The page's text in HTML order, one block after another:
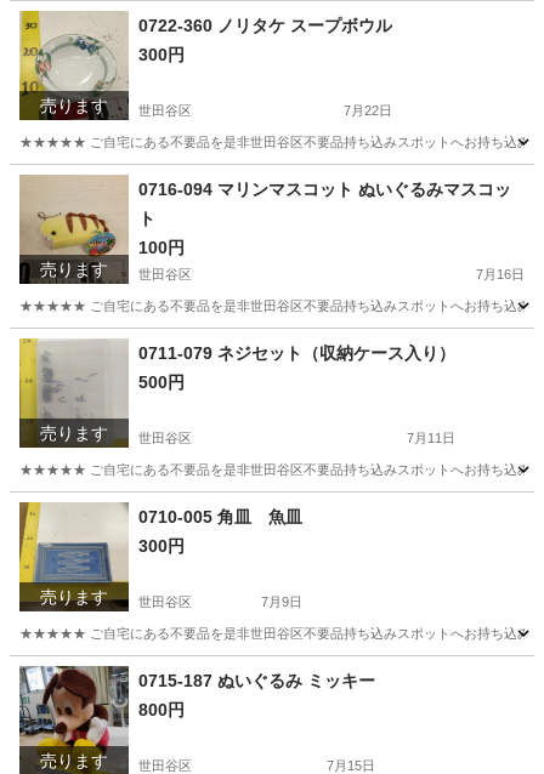
売ります
0722-360 ノリタケ スープボウル
300円
世田谷区 7月22日
★★★★★ ご自宅にある不要品を是非世田谷区不要品持ち込みスポットへお持ち込みし
東京 世田谷区 ノリタケ
売ります
0716-094 マリンマスコット ぬいぐるみマスコッ
ト
100円
世田谷区 7月16日
★★★★★ ご自宅にある不要品を是非世田谷区不要品持ち込みスポットへお持ち込みし
東京 世田谷区 マスコット
売ります
0711-079 ネジセット（収納ケース入り）
500円
世田谷区 7月11日
★★★★★ ご自宅にある不要品を是非世田谷区不要品持ち込みスポットへお持ち込みし
東京 世田谷区 ネジ
売ります
0710-005 角皿 魚皿
300円
世田谷区 7月9日
★★★★★ ご自宅にある不要品を是非世田谷区不要品持ち込みスポットへお持ち込みし
東京 世田谷区 スポット
売ります
0715-187 ぬいぐるみ ミッキー
800円
世田谷区 7月15日